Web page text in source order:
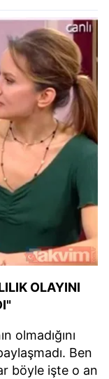
OLAYINI
olmadığını
Ben
böyle işte o an